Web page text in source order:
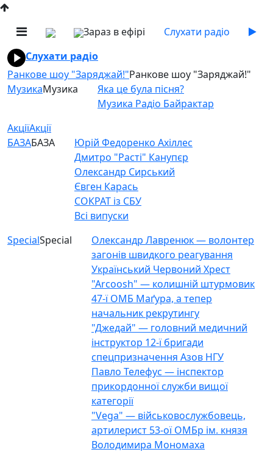
Зараз в ефірі
Слухати радіо
Слухати радіо
Ранкове шоу "Заряджай!"Ранкове шоу "Заряджай!"
МузикаМузика
Яка це була пісня?
Музика Радіо Байрактар
АкціїАкції
БАЗАБАЗА
Юрій Федоренко Ахіллес
Дмитро "Расті" Канупєр
Олександр Сирський
Євген Карась
СОКРАТ із СБУ
Всі випуски
SpecialSpecial
Олександр Лавренюк — волонтер
загонів швидкого реагування
Український Червоний Хрест
"Arcoosh" — колишній штурмовик
47-ї ОМБ Маґура, а тепер
начальник рекрутингу
"Джедай" — головний медичний
інструктор 12-ї бригади
спецпризначення Азов НГУ
Павло Телефус — інспектор
прикордонної служби вищої
категорії
"Vega" — військовослужбовець,
артилерист 53-ої ОМБр ім. князя
Володимира Мономаха